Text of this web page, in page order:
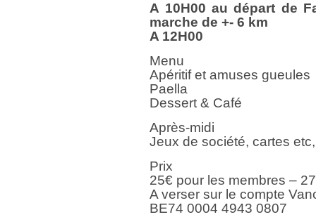
A 10H00 au départ de
marche de +- 6 km
A 12H00
Menu
Apéritif et amuses gueules
Paella
Dessert & Café
Après-midi
Jeux de société, cartes
Prix
25€ pour les membres –
A verser sur le compte
BE74 0004 4943 0807